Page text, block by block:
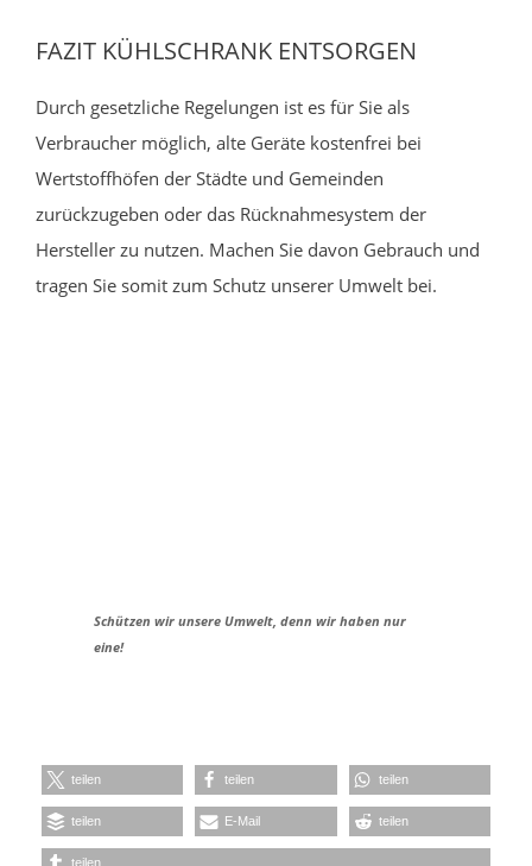
FAZIT KÜHLSCHRANK ENTSORGEN
Durch gesetzliche Regelungen ist es für Sie als
Verbraucher möglich, alte Geräte kostenfrei bei
Wertstoffhöfen der Städte und Gemeinden
zurückzugeben oder das Rücknahmesystem der
Hersteller zu nutzen. Machen Sie davon Gebrauch und
tragen Sie somit zum Schutz unserer Umwelt bei.
Schützen wir unsere Umwelt, denn wir haben nur
eine!
teilen teilen teilen
teilen E-Mail teilen
teilen